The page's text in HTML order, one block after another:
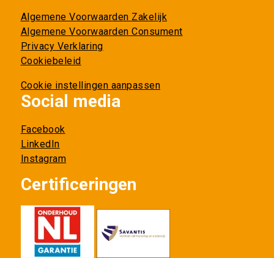
Algemene Voorwaarden Zakelijk
Algemene Voorwaarden Consument
Privacy Verklaring
Cookiebeleid
Cookie instellingen aanpassen
Social media
Facebook
LinkedIn
Instagram
Certificeringen